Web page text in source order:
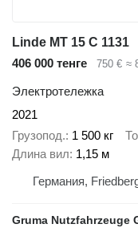
Linde MT 15 C 1131
406 000 тенге
750 € ≈
Электротележка
2021
Грузопод. 1 500 кг
Длина вил 1,15 м
Германия,
Gruma Nutzfahrzeuge